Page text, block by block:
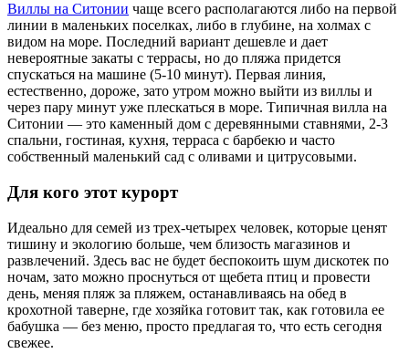
Виллы на Ситонии чаще всего располагаются либо на первой
линии в маленьких поселках, либо в глубине, на холмах с
видом на море. Последний вариант дешевле и дает
невероятные закаты с террасы, но до пляжа придется
спускаться на машине (5-10 минут). Первая линия,
естественно, дороже, зато утром можно выйти из виллы и
через пару минут уже плескаться в море. Типичная вилла на
Ситонии — это каменный дом с деревянными ставнями, 2-3
спальни, гостиная, кухня, терраса с барбекю и часто
собственный маленький сад с оливами и цитрусовыми.
Для кого этот курорт
Идеально для семей из трех-четырех человек, которые ценят
тишину и экологию больше, чем близость магазинов и
развлечений. Здесь вас не будет беспокоить шум дискотек по
ночам, зато можно проснуться от щебета птиц и провести
день, меняя пляж за пляжем, останавливаясь на обед в
крохотной таверне, где хозяйка готовит так, как готовила ее
бабушка — без меню, просто предлагая то, что есть сегодня
свежее.